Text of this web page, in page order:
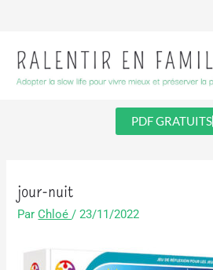
PDF GRATUITS
jour-nuit
ParChloé/23/11/2022